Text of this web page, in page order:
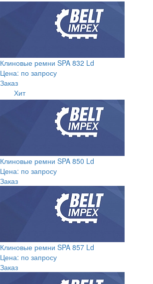
Клиновые ремни SPA 832 Ld
Цена: по запросу
Заказ
Хит
Клиновые ремни SPA 850 Ld
Цена: по запросу
Заказ
Клиновые ремни SPA 857 Ld
Цена: по запросу
Заказ